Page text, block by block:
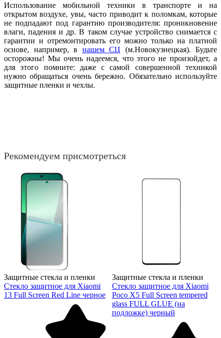
Использование мобильной техники в транспорте и на
открытом воздухе, увы, часто приводит к поломкам, которые
не подпадают под гарантию производителя: проникновение
влаги, падения и др. В таком случае устройство снимается с
гарантии и отремонтировать его можно только на платной
основе, например, в нашем СЦ (м.Новокузнецкая). Будьте
осторожны! Мы очень надеемся, что этого не произойдет, а
для этого помните: даже с самой совершенной техникой
нужно обращаться очень бережно. Обязательно используйте
защитные пленки и чехлы.
Рекомендуем присмотреться
Защитные стекла и пленки
Стекло защитное для Xiaomi
13 Full Screen Red Line черное
Защитные стекла и пленки
Стекло защитное для Xiaomi
Poco X5 Full Screen tempered
glass FULL GLUE (на
подложке) черный